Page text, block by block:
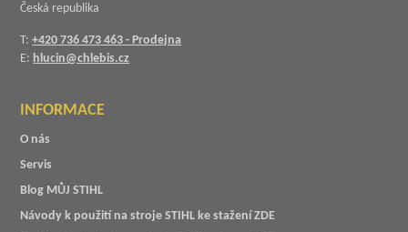
Česká republika
T:+420 736 473 463 - Prodejna
E: hlucin@chlebis.cz
INFORMACE
O nás
Servis
Blog MŮJ STIHL
Návody k použití na stroje STIHL ke stažení ZDE